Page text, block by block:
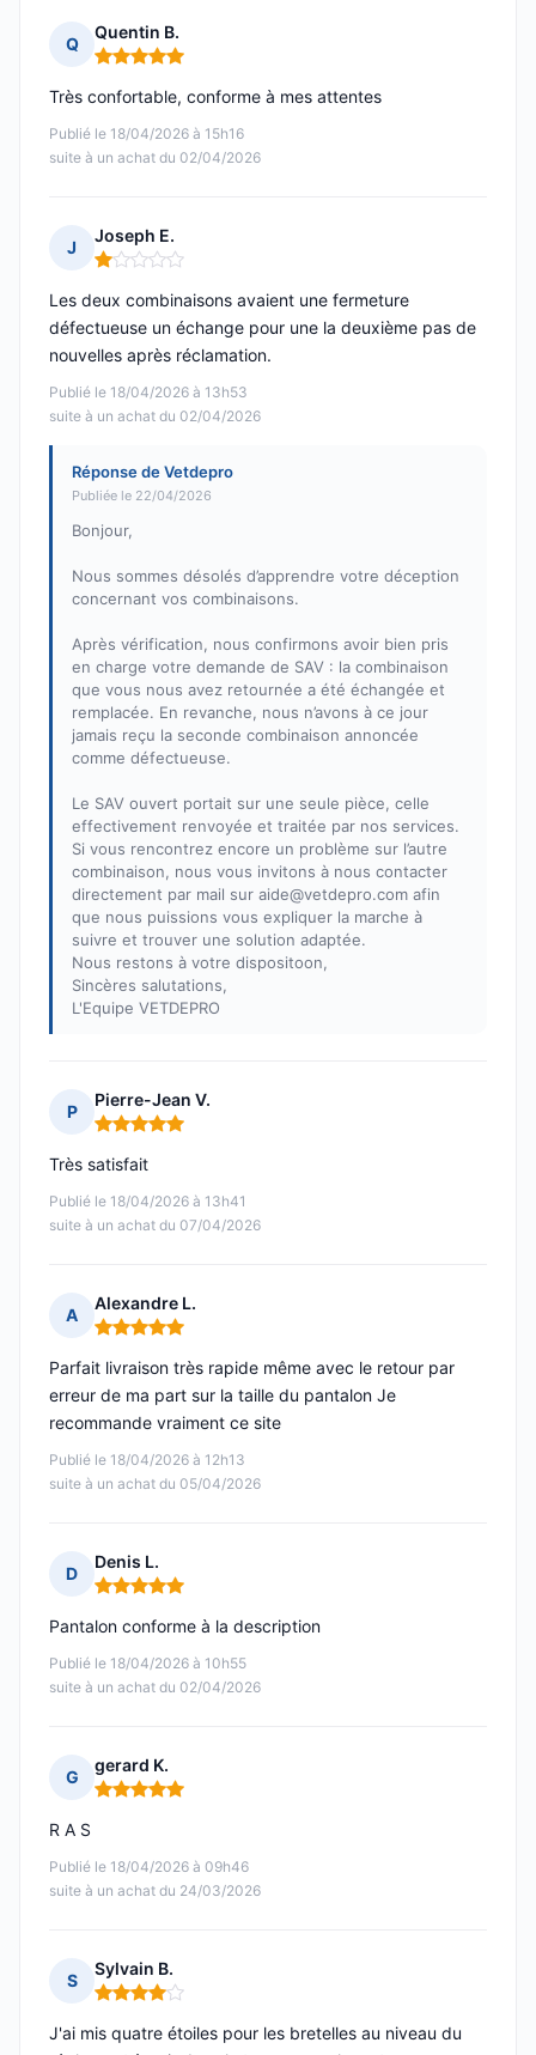
Q
Quentin B.
Note : 5 sur 5
Publié le 18/04/2026 à 15h16
suite à un achat du 02/04/2026
Très confortable, conforme à mes attentes
J
Joseph E.
Note : 1 sur 5
Publié le 18/04/2026 à 13h53
suite à un achat du 02/04/2026
Les deux combinaisons avaient une fermeture
défectueuse un échange pour une la deuxième pas de
nouvelles après réclamation.
Réponse de Vetdepro
Publiée le 22/04/2026
Bonjour,
Nous sommes désolés d’apprendre votre déception
concernant vos combinaisons.
Après vérification, nous confirmons avoir bien pris
en charge votre demande de SAV : la combinaison
que vous nous avez retournée a été échangée et
remplacée. En revanche, nous n’avons à ce jour
jamais reçu la seconde combinaison annoncée
comme défectueuse.
Le SAV ouvert portait sur une seule pièce, celle
effectivement renvoyée et traitée par nos services.
Si vous rencontrez encore un problème sur l’autre
combinaison, nous vous invitons à nous contacter
directement par mail sur aide@vetdepro.com afin
que nous puissions vous expliquer la marche à
suivre et trouver une solution adaptée.
Nous restons à votre dispositoon,
Sincères salutations,
L'Equipe VETDEPRO
P
Pierre-Jean V.
Note : 5 sur 5
Publié le 18/04/2026 à 13h41
suite à un achat du 07/04/2026
Très satisfait
A
Alexandre L.
Note : 5 sur 5
Publié le 18/04/2026 à 12h13
suite à un achat du 05/04/2026
Parfait livraison très rapide même avec le retour par
erreur de ma part sur la taille du pantalon Je
recommande vraiment ce site
D
Denis L.
Note : 5 sur 5
Publié le 18/04/2026 à 10h55
suite à un achat du 02/04/2026
Pantalon conforme à la description
G
gerard K.
Note : 5 sur 5
Publié le 18/04/2026 à 09h46
suite à un achat du 24/03/2026
R A S
S
Sylvain B.
Note : 4 sur 5
J'ai mis quatre étoiles pour les bretelles au niveau du